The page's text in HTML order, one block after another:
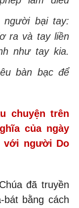
người bại tay:
ra và tay liền
như tay kia.
bàn bạc để
chuyện trên
của ngày
với người Do
Chúa đã truyền
bằng cách